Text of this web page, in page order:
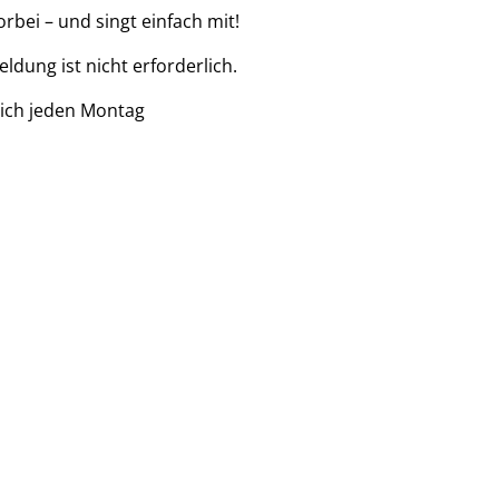
– und singt einfach mit!
ist nicht erforderlich.
jeden Montag